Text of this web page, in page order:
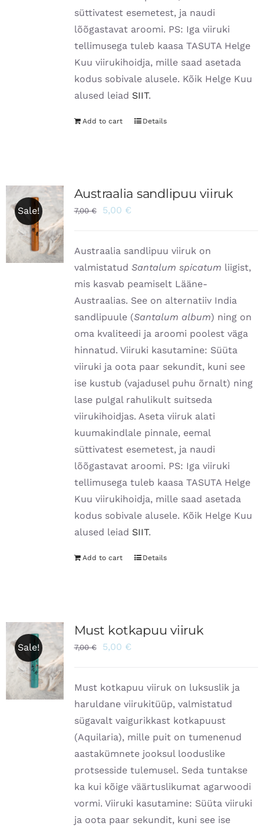
süttivatest esemetest, ja naudi
lõõgastavat aroomi. PS: Iga viiruki
tellimusega tuleb kaasa TASUTA Helge
Kuu viirukihoidja, mille saad asetada
kodus sobivale alusele. Kõik Helge Kuu
alused leiad SIIT.
Add to cart Details
Sale!
Austraalia sandlipuu viiruk
7,00€ 5,00 €
Austraalia sandlipuu viiruk on
valmistatud Santalum spicatum liigist,
mis kasvab peamiselt Lääne-
Austraalias. See on alternatiiv India
sandlipuule (Santalum album) ning on
oma kvaliteedi ja aroomi poolest väga
hinnatud. Viiruki kasutamine: Süüta
viiruki ja oota paar sekundit, kuni see
ise kustub (vajadusel puhu õrnalt) ning
lase pulgal rahulikult suitseda
viirukihoidjas. Aseta viiruk alati
kuumakindlale pinnale, eemal
süttivatest esemetest, ja naudi
lõõgastavat aroomi. PS: Iga viiruki
tellimusega tuleb kaasa TASUTA Helge
Kuu viirukihoidja, mille saad asetada
kodus sobivale alusele. Kõik Helge Kuu
alused leiad SIIT.
Add to cart Details
Sale!
Must kotkapuu viiruk
7,00€ 5,00 €
Must kotkapuu viiruk on luksuslik ja
haruldane viirukitüüp, valmistatud
sügavalt vaigurikkast kotkapuust
(Aquilaria), mille puit on tumenenud
aastakümnete jooksul looduslike
protsesside tulemusel. Seda tuntakse
ka kui kõige väärtuslikumat agarwoodi
vormi. Viiruki kasutamine: Süüta viiruki
ja oota paar sekundit, kuni see ise